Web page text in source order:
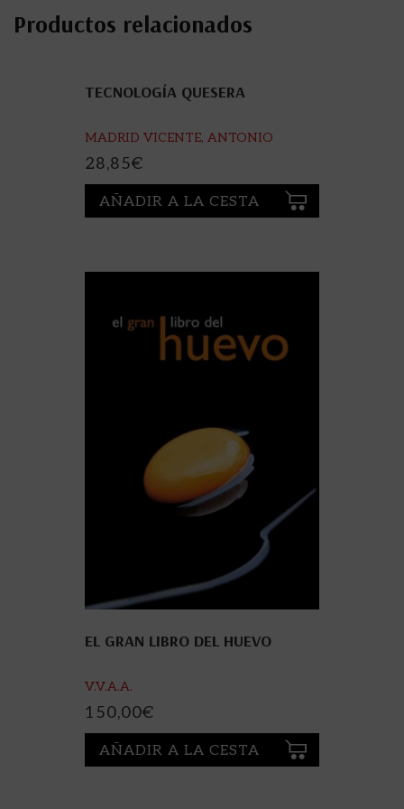
Productos relacionados
TECNOLOGÍA QUESERA
MADRID VICENTE, ANTONIO
28,85€
AÑADIR A LA CESTA
EL GRAN LIBRO DEL HUEVO
V.V.A.A.
150,00€
AÑADIR A LA CESTA